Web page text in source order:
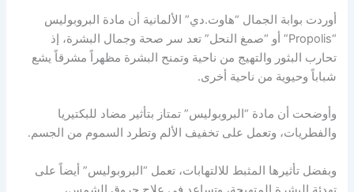
أوردت بوابة الجمال “هاوت.دي” الألمانية أن مادة البروبوليس
“Propolis” أو “صمغ النحل” تعد سر صحة وجمال البشرة، إذ
تحارب البثور والتهيج من ناحية وتمنح البشرة مظهراً مشرقاً يشع
شباباً وحيوية من ناحية أخرى.
وأوضحت أن مادة “البروبوليس” تمتاز بتأثير مضاد للبكتيريا
والفطريات، وتعمل على تخفيف الألم وتطرد السموم من الجسم.
وبفضل تأثيرها المثبط للالتهابات، تعمل “البروبوليس” أيضاً على